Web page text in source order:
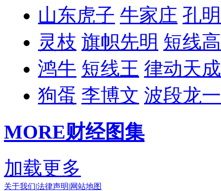
山东虎子 牛家庄 孔
灵枝 旗帜先明 短线
鸿牛 短线王 律动天成
狗蛋 李博文 波段龙一
MORE财经图集
加载更多
关于我们|法律声明|网站地图